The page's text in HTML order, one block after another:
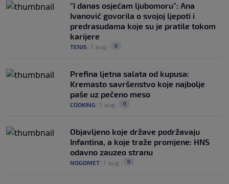
"I danas osjećam ljubomoru": Ana
Ivanović govorila o svojoj ljepoti i
predrasudama koje su je pratile tokom
karijere
TENIS 7. aug. 0
Prefina ljetna salata od kupusa:
Kremasto savršenstvo koje najbolje
paše uz pečeno meso
COOKING 7. aug. 0
Objavljeno koje države podržavaju
Infantina, a koje traže promjene: HNS
odavno zauzeo stranu
NOGOMET 7. aug. 0